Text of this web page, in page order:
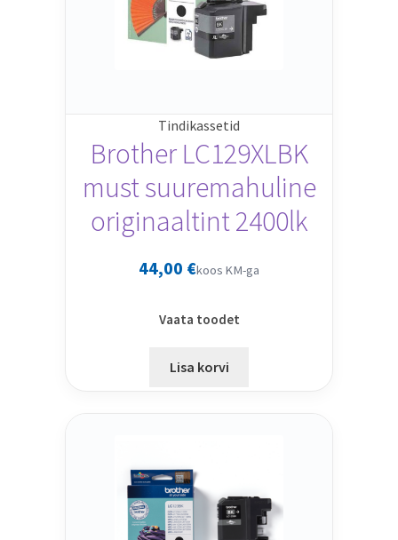
Tindikassetid
Brother LC129XLBK
must suuremahuline
originaaltint 2400lk
44,00 €koos KM-ga
Vaata toodet
Lisa korvi